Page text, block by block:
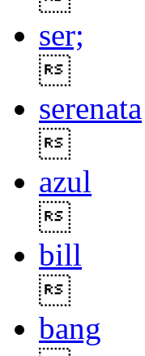
ser;
serenata
azul
bill
bang